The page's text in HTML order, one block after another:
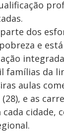
dos
e
ação
famílias da
aulas
e as
cada cidade,